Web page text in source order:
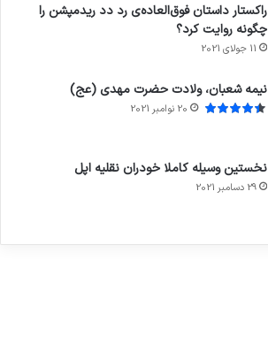
راکستار داستان فوق‌العاده‌ی رد دد ریدمپشن را
چگونه روایت کرد؟
11 جولای 2021
نیمه شعبان، ولادت حضرت مهدی (عج)
20 نوامبر 2021
نخستین وسیله کاملا خودران نقلیه اپل
29 دسامبر 2021